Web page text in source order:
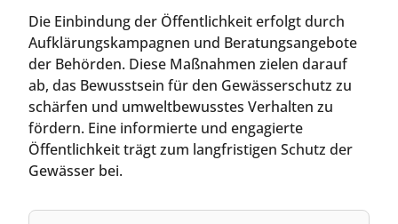
Die Einbindung der Öffentlichkeit erfolgt durch
Aufklärungskampagnen und Beratungsangebote
der Behörden. Diese Maßnahmen zielen darauf
ab, das Bewusstsein für den Gewässerschutz zu
schärfen und umweltbewusstes Verhalten zu
fördern. Eine informierte und engagierte
Öffentlichkeit trägt zum langfristigen Schutz der
Gewässer bei.